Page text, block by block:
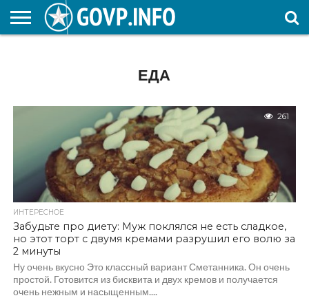
ЕДА
261
ИНТЕРЕСНОЕ
Забудьте про диету: Муж поклялся не есть сладкое,
но этот торт с двумя кремами разрушил его волю за
2 минуты
Ну очень вкусно Это классный вариант Сметанника. Он очень
простой. Готовится из бисквита и двух кремов и получается
очень нежным и насыщенным....